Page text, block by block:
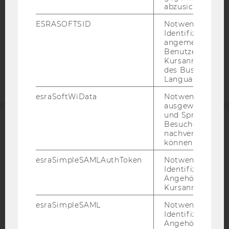
STUDIENBEWERBER*INNEN UND STUDIERENDE
COOKIE EINSTELLUNGEN
Barrierefreiheitserklärung
EQUIS AACSB
AMBA
abzusichern.
ESRASOFTSID
Notwendig zur
Identifizierung
angemeldeten
Benutzers im
des Business
Language
esraSoftWiData
Notwendig um
ausgewählte
und
Besuchers
nachverfolgen
können.
esraSimpleSAMLAuthToken
Notwendig zur
Identifizierung
Angehörige/r für
Kursanmeldung.
esraSimpleSAML
Notwendig zur
Identifizierung
Angehörige/r für